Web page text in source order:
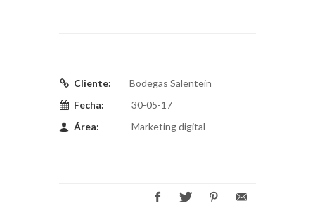
Cliente:
Bodegas Salentein
Fecha:
30-05-17
Área:
Marketing digital